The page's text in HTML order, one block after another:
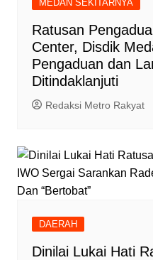
MEDAN SEKITARNYA
Ratusan
Center, Disdik
Pengaduan dan
Ditindaklanjuti
Redaksi Metro Rakyat
DAERAH
Dinilai Lukai Hati